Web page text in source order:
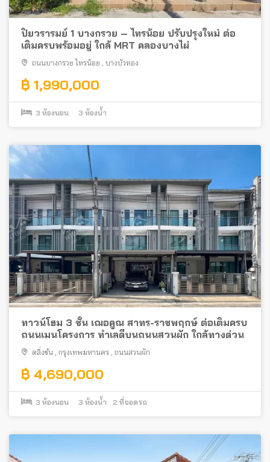
ปิยวรารมย์ 1 บางกรวย – ไทรน้อย ปรับปรุงใหม่ ต่อ
เติมครบพร้อมอยู่ ใกล้ MRT คลองบางไผ่
ถนนบางกรวย ไทรน้อย บางบัวทอง
฿ 1,990,000
3 ห้องนอน 3 ห้องน้ำ
ทาวน์โฮม 3 ชั้น เฌอคูณ สาทร-ราชพฤกษ์ ต่อเติมครบ
ถนนเมนโครงการ ทำเลดีบนถนนสวนผัก ใกล้ทางด่วน
ตลิ่งชัน กรุงเทพมหานคร ถนนสวนผัก
฿ 4,690,000
3 ห้องนอน 3 ห้องน้ำ 2 ที่จอดรถ